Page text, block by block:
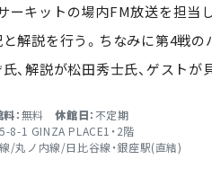
ーキットの場内FM放送を担
解説を行う。ちなみに第4戦
、解説が松田秀士氏、ゲストが
：無料休館日：不定期
8-1 GINZA PLACE1・2階
/丸ノ内線/日比谷線・銀座駅(直結)